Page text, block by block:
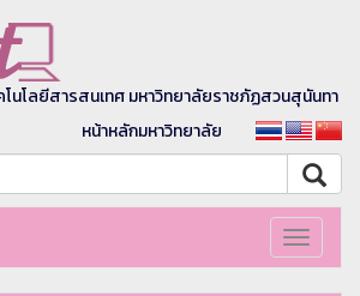
โนโลยีสารสนเทศ มหาวิทยาลัยราชภัฏสวนสุนันทา
หน้าหลักมหาวิทยาลัย
Toggle